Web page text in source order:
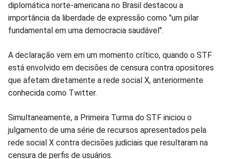
diplomática norte-americana no Brasil destacou a
importância da liberdade de expressão como "um pilar
fundamental em uma democracia saudável".
A declaração vem em um momento crítico, quando o STF
está envolvido em decisões de censura contra opositores
que afetam diretamente a rede social X, anteriormente
conhecida como Twitter.
Simultaneamente, a Primeira Turma do STF iniciou o
julgamento de uma série de recursos apresentados pela
rede social X contra decisões judiciais que resultaram na
censura de perfis de usuários.